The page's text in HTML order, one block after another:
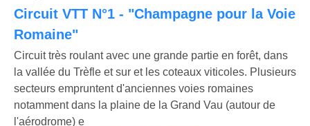
Circuit VTT N°1 - "Champagne pour la Voie
Romaine"
Circuit très roulant avec une grande partie en forêt, dans
la vallée du Trèfle et sur et les coteaux viticoles. Plusieurs
secteurs empruntent d'anciennes voies romaines
notamment dans la plaine de la Grand Vau (autour de
l'aérodrome) e